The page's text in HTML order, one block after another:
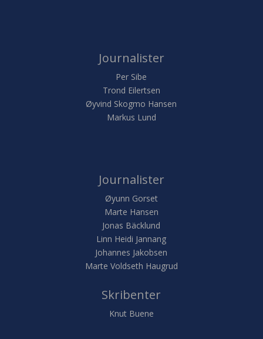
Journalister
Per Sibe
Trond Eilertsen
Øyvind Skogmo Hansen
Markus Lund
Journalister
Øyunn Gorset
Marte Hansen
Jonas Bäcklund
Linn Heidi Jannang
Johannes Jakobsen
Marte Voldseth Haugrud
Skribenter
Knut Buene